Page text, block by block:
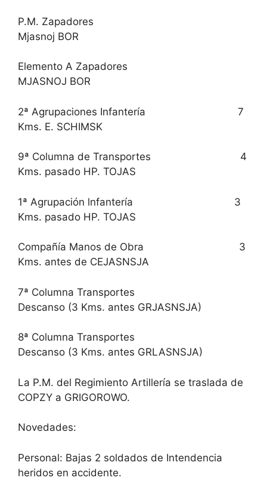
P.M. Zapadores
Mjasnoj BOR
Elemento A Zapadores
MJASNOJ BOR
2ª Agrupaciones Infantería 7
Kms. E. SCHIMSK
9ª Columna de Transportes 4
Kms. pasado HP. TOJAS
1ª Agrupación lnfantería 3
Kms. pasado HP. TOJAS
Compañía Manos de Obra 3
Kms. antes de CEJASNSJA
7ª Columna Transportes
Descanso (3 Kms. antes GRJASNSJA)
8ª Columna Transportes
Descanso (3 Kms. antes GRLASNSJA)
La P.M. del Regimiento Artillería se traslada de
COPZY a GRIGOROWO.
Novedades:
Personal: Bajas 2 soldados de Intendencia
heridos en accidente.